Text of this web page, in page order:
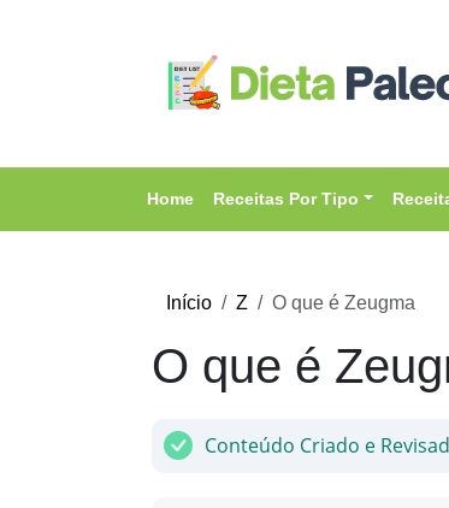
Home Receitas Por Tipo
Início Z O que é Zeugma
O que é
Conteúdo Criado e